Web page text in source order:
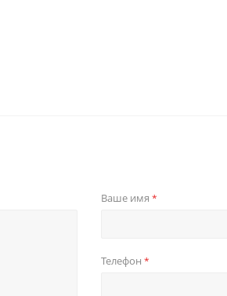
Ваше имя*
Телефон*